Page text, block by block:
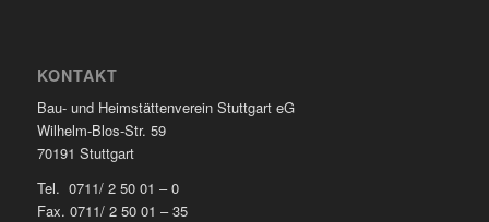
KONTAKT
Bau- und Heimstättenverein Stuttgart eG
Wilhelm-Blos-Str. 59
70191 Stuttgart
Tel. 0711/ 2 50 01 – 0
Fax. 0711/ 2 50 01 – 35